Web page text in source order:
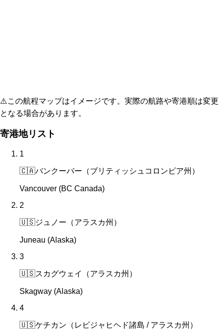
⚠️この航程マップはイメージです。実際の航路や寄港順は変更
となる場合があります。
寄港地リスト
1
🇨🇦バンクーバー（ブリティッシュコロンビア州）
Vancouver (BC Canada)
2
🇺🇸ジュノー（アラスカ州）
Juneau (Alaska)
3
🇺🇸スカグウェイ（アラスカ州）
Skagway (Alaska)
4
🇺🇸ケチカン（レビジャヒヘド諸島 / アラスカ州）